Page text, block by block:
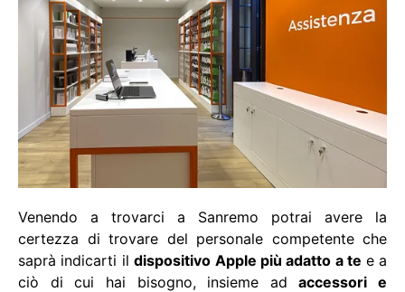
Venendo a trovarci a Sanremo potrai avere la
certezza di trovare del personale competente che
saprà indicarti ildispositivo Apple più adatto a te e a
ciò di cui hai bisogno, insieme adaccessori e